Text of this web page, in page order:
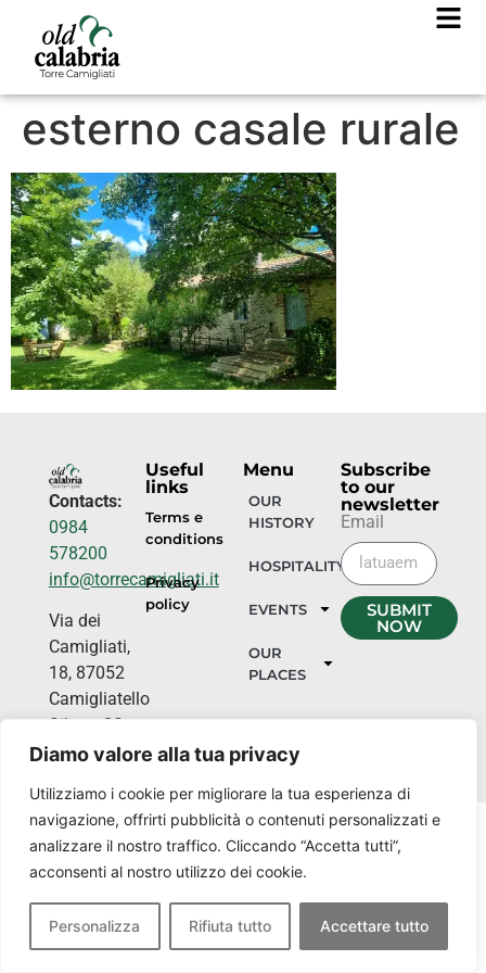
Diamo valore alla tua privacy
Utilizziamo i cookie per migliorare la tua esperienza di
navigazione, offrirti pubblicità o contenuti personalizzati e
analizzare il nostro traffico. Cliccando “Accetta tutti”,
acconsenti al nostro utilizzo dei cookie.
Personalizza Rifiuta tutto Accettare tutto
esterno casale rurale
Contacts:
0984
578200
info@torrecamigliati.it
Via dei
Camigliati,
18, 87052
Camigliatello
Silano CS
Useful
links
Terms e
conditions
Privacy
policy
Menu
OUR
HISTORY
HOSPITALITY
EVENTS
OUR
PLACES
Subscribe
to our
newsletter
Email
SUBMIT
NOW